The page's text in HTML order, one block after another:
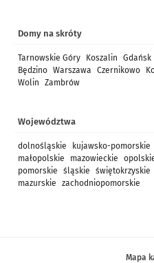
Domy na skróty
Tarnowskie Góry Koszalin Gdańsk
Będzino Warszawa Czernikowo
Wolin
Zambrów
Województwa
dolnośląskie kujawsko-pomorskie
małopolskie
mazowieckie
pomorskie
śląskie świętokrzyskie
mazurskie
zachodniopomorskie
Mapa